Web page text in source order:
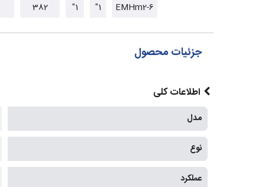
EMHm2-6
1"
1"
382
جزئیات محصول
اطلاعات کلی
مدل
نوع
عملکرد